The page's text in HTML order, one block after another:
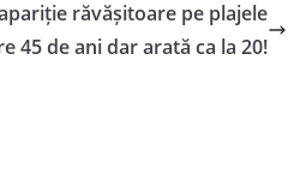
răvășitoare pe plajele
45 de ani dar arată ca la 20!